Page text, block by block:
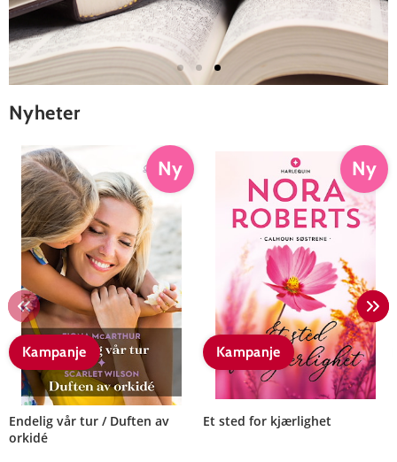
Nyheter
Ny
Kampanje
Endelig vår tur / Duften av
orkidé
Ny
Kampanje
Et sted for kjærlighet